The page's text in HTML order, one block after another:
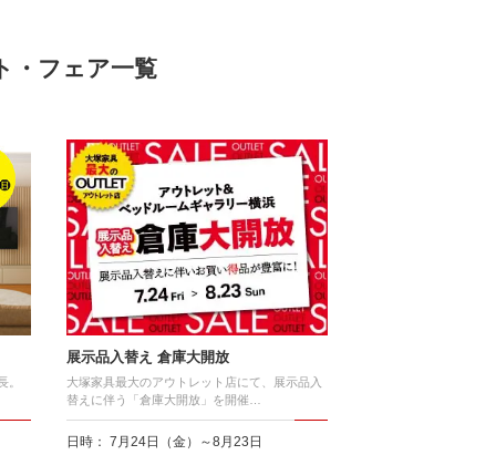
・フェア一覧
。
展示品入替え 倉庫大開放
大塚家具最大のアウトレット店にて、展示品入
替えに伴う「倉庫大開放」を開催…
日時： 7月24日（金）～8月23日